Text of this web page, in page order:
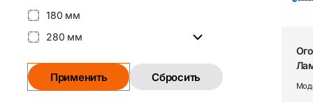
180 мм
280 мм
Применить Сбросить